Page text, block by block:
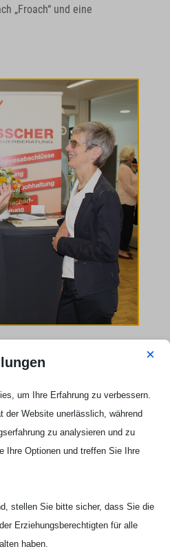
„Froach“ und eine
informierte über eine
Hier gab es Tipps für echte
×
um Ihre Erfahrung zu verbessern.
der Website unerlässlich, während
zu analysieren und zu
Ihre Optionen und treffen Sie Ihre
stellen Sie bitte sicher, dass Sie die
Erziehungsberechtigten für alle
haben.